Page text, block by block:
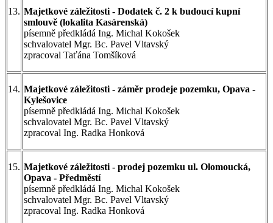
13. Majetkové záležitosti - Dodatek č. 2 k budoucí kupní
smlouvě (lokalita Kasárenská)
písemně předkládá Ing. Michal Kokošek
schvalovatel Mgr. Bc. Pavel Vltavský
zpracoval Taťána Tomšíková
14. Majetkové záležitosti - záměr prodeje pozemku, Opava -
Kylešovice
písemně předkládá Ing. Michal Kokošek
schvalovatel Mgr. Bc. Pavel Vltavský
zpracoval Ing. Radka Honková
15. Majetkové záležitosti - prodej pozemku ul. Olomoucká,
Opava - Předměstí
písemně předkládá Ing. Michal Kokošek
schvalovatel Mgr. Bc. Pavel Vltavský
zpracoval Ing. Radka Honková